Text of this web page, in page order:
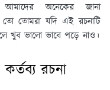
অনেকের জানা
তো তোমরা যদি এই রচনাটি
খুব ভালো ভাবে পড়ে নাও।
কর্তব্য রচনা